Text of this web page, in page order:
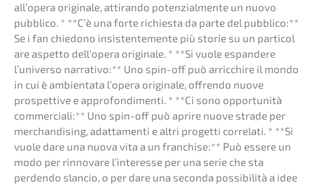
all’ope­ra origi­na­le, attiran­do poten­zi­al­men­te un nuovo
pubbli­co. * **C’è una forte richies­ta da parte del pubbli­co:**
Se i fan chiedo­no insis­ten­te­men­te più storie su un parti­co­l
a­re aspet­to dell’­ope­ra origi­na­le. * **Si vuole espan­de­re
l’uni­ver­so narra­tivo:** Uno spin-off può arric­chi­re il mondo
in cui è ambien­ta­ta l’ope­ra origi­na­le, offren­do nuove
prospet­ti­ve e appro­fon­di­men­ti. * **Ci sono oppor­tu­ni­tà
commer­cia­li:** Uno spin-off può aprire nuove strade per
merchan­di­sing, adatta­men­ti e altri proget­ti corre­la­ti. * **Si
vuole dare una nuova vita a un franchise:** Può essere un
modo per rinno­va­re l’inter­es­se per una serie che sta
perden­do slancio, o per dare una secon­da possi­bi­li­tà a idee